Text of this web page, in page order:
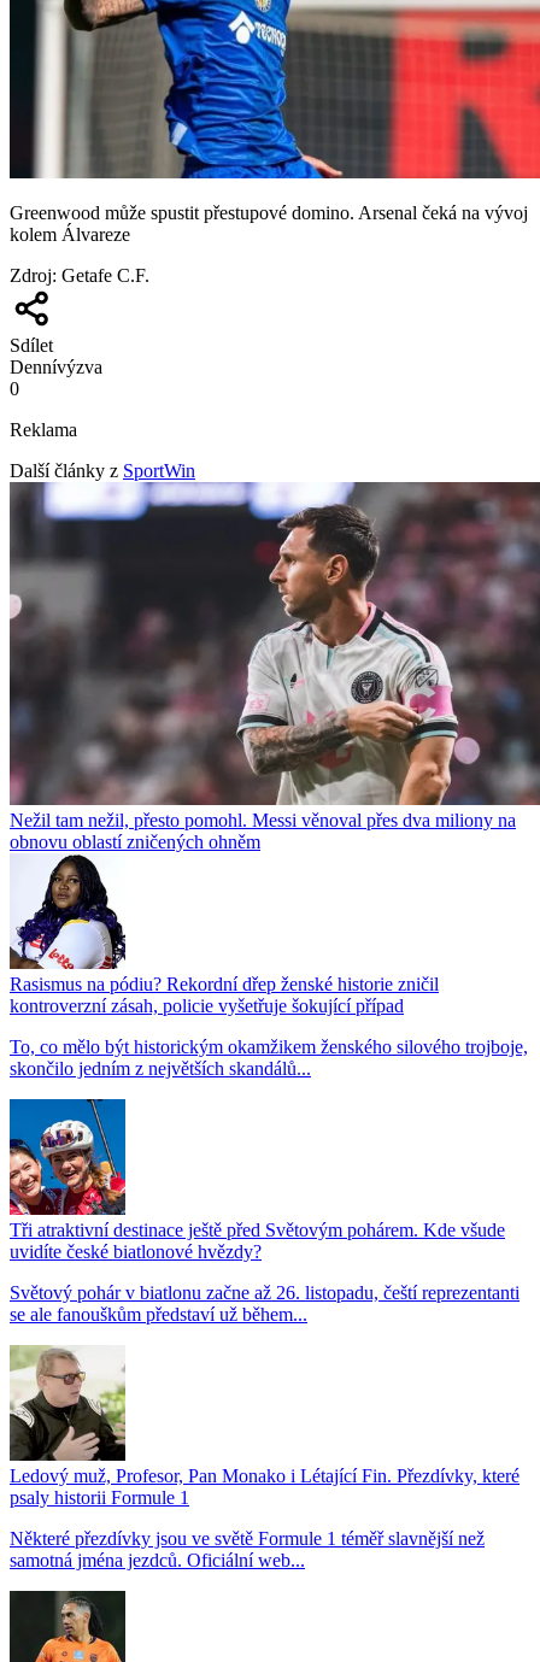
Greenwood může spustit přestupové domino. Arsenal čeká na vývoj
kolem Álvareze
Zdroj: Getafe C.F.
Sdílet
Dennívýzva
0
Reklama
Další články z SportWin
Nežil tam nežil, přesto pomohl. Messi věnoval přes dva miliony na
obnovu oblastí zničených ohněm
Rasismus na pódiu? Rekordní dřep ženské historie zničil
kontroverzní zásah, policie vyšetřuje šokující případ
To, co mělo být historickým okamžikem ženského silového trojboje,
skončilo jedním z největších skandálů...
Tři atraktivní destinace ještě před Světovým pohárem. Kde všude
uvidíte české biatlonové hvězdy?
Světový pohár v biatlonu začne až 26. listopadu, čeští reprezentanti
se ale fanouškům představí už během...
Ledový muž, Profesor, Pan Monako i Létající Fin. Přezdívky, které
psaly historii Formule 1
Některé přezdívky jsou ve světě Formule 1 téměř slavnější než
samotná jména jezdců. Oficiální web...